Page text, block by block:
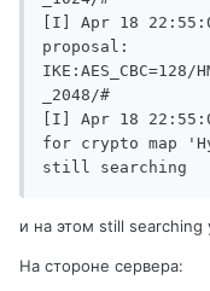
[I] Apr 18
proposal:
IKE:AES_CBC=128/
_2048/#
[I] Apr 18
for crypto map
still searching
и на этом still searching
На стороне сервера: